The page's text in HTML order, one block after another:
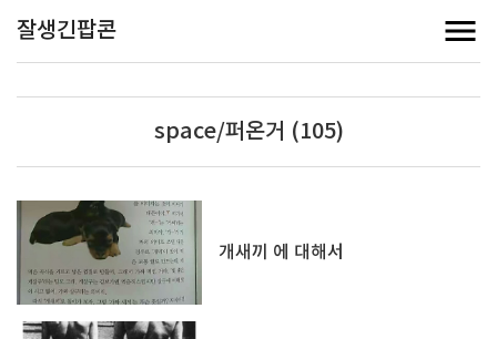
잘생긴팝콘
space/퍼온거 (105)
개새끼 에 대해서